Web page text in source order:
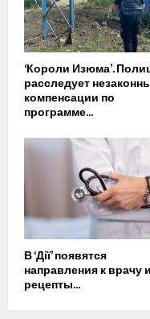
‘Короли Изюма’.
расследует
компенсации по
программе...
В ‘Дії’ появятся
направления к врачу и
рецепты...